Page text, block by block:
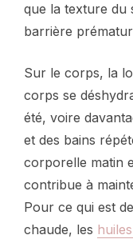
que la texture du
barrière
Sur le corps, la
corps se
été, voire
et des bains
corporelle matin
contribue à
Pour ce qui est
chaude, les